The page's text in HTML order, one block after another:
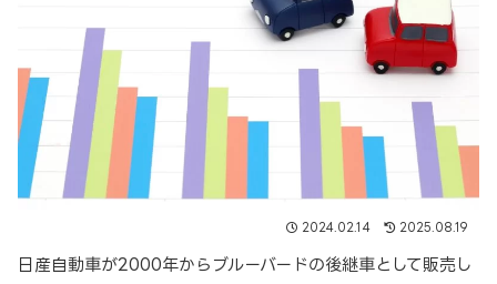
2024.02.14 2025.08.19
日産自動車が2000年からブルーバードの後継車として販売し